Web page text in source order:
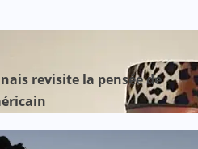
revisite la pensée de